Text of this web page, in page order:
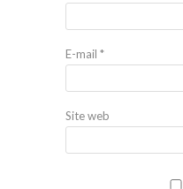
E-mail *
Site web